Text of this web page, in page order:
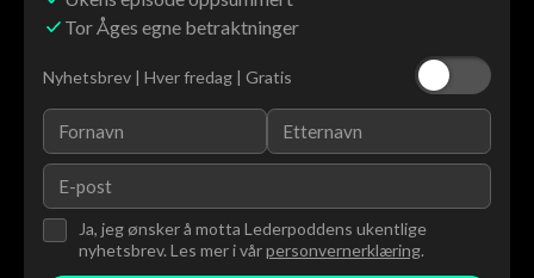
Tor Åges egne betraktninger
Nyhetsbrev | Hver fredag | Gratis
Ja, jeg ønsker å motta Lederpoddens ukentlige
nyhetsbrev. Les mer i vårpersonvernerklæring.